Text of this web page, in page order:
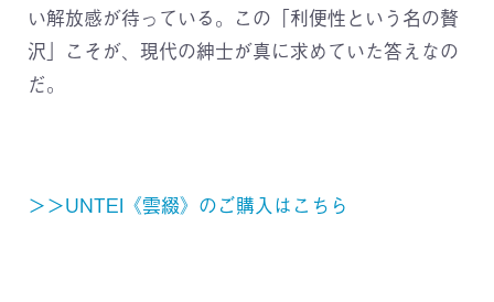
い解放感が待っている。この「利便性という名の贅
沢」こそが、現代の紳士が真に求めていた答えなの
だ。
＞＞UNTEI《雲綴》のご購入はこちら